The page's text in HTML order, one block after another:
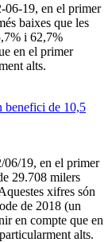
06-19, en el primer
baixes que les
i 62,7%
en el primer
alts.
benefici de 10,5
06/19, en el primer
29.708 milers
xifres són
de 2018 (un
en compte que en
alts.